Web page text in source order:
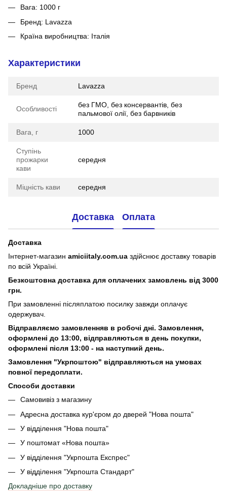
Вага: 1000 г
Бренд: Lavazza
Країна виробництва: Італія
Характеристики
Бренд Lavazza
Особливості
без ГМО, без консервантів, без
пальмової олії, без барвників
Вага, г 1000
Ступінь
прожарки
кави
середня
Міцність кави середня
Доставка Оплата
Доставка
Інтернет-магазин amiciitaly.com.ua здійснює доставку товарів
по всій Україні.
Безкоштовна доставка для оплачених замовлень від 3000
грн.
При замовленні післяплатою посилку завжди оплачує
одержувач.
Відправляємо замовленняв в робочі дні. Замовлення,
оформлені до 13:00, відправляються в день покупки,
оформлені після 13:00 - на наступний день.
Замовлення "Укрпоштою" відправляються на умовах
повної передоплати.
Способи доставки
Самовивіз з магазину
Адресна доставка кур'єром до дверей "Нова пошта"
У відділення "Нова пошта"
У поштомат «Нова пошта»
У відділення "Укрпошта Експрес"
У відділення "Укрпошта Стандарт"
Докладніше про доставку